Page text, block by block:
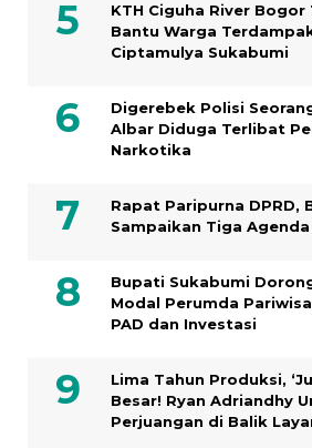
KTH Ciguha River
Bantu Warga
Ciptamulya Sukabumi
Digerebek Polisi
Albar Diduga Terlibat
Narkotika
Rapat Paripurna DPRD,
Sampaikan Tiga
Bupati Sukabumi
Modal Perumda
PAD dan Investasi
Lima Tahun Produksi,
Besar! Ryan Adriandhy
Perjuangan di Balik